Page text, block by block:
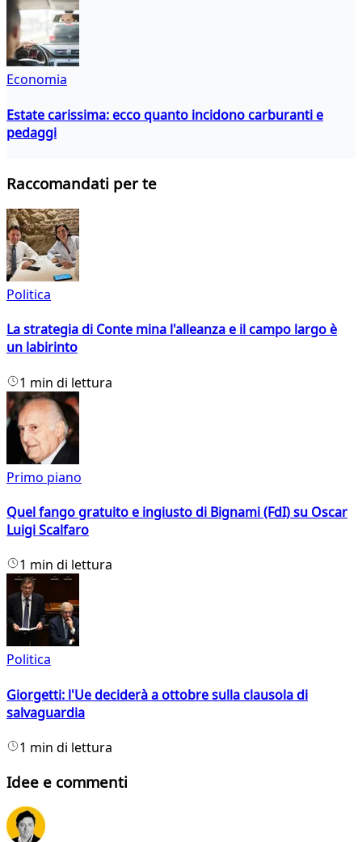
Economia
Estate carissima: ecco quanto incidono carburanti e
pedaggi
Raccomandati per te
Politica
La strategia di Conte mina l'alleanza e il campo largo è
un labirinto
1 min di lettura
Primo piano
Quel fango gratuito e ingiusto di Bignami (FdI) su Oscar
Luigi Scalfaro
1 min di lettura
Politica
Giorgetti: l'Ue deciderà a ottobre sulla clausola di
salvaguardia
1 min di lettura
Idee e commenti